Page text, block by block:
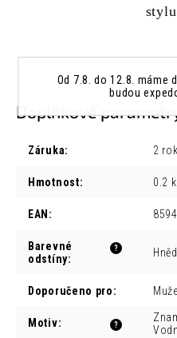
Od 7.8. do 12.8. máme
budou
Doplňkové
Záruka: 2
Hmotnost: 0.2
EAN :
?
Barevné
odstíny:
Doporučeno pro: Muže
?
Motiv: